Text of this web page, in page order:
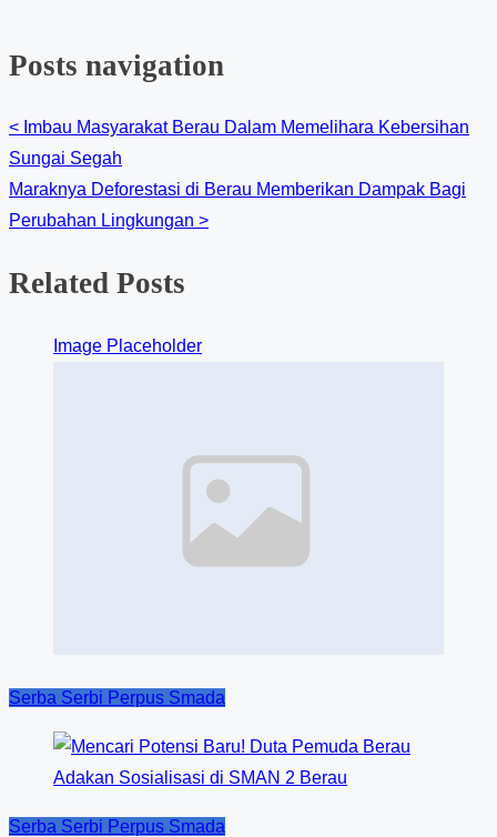
Posts navigation
< Imbau Masyarakat Berau Dalam Memelihara Kebersihan
Sungai Segah
Maraknya Deforestasi di Berau Memberikan Dampak Bagi
Perubahan Lingkungan >
Related Posts
Image Placeholder
Serba Serbi Perpus Smada
Serba Serbi Perpus Smada